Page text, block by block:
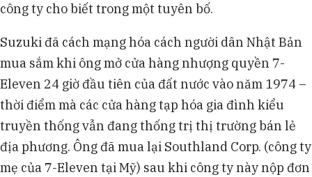
sức khỏe của ông và cáo buộc ông muốn truyền
công ty cho biết trong một tuyên bố.
Suzuki đã cách mạng hóa cách người dân Nhật Bản
mua sắm khi ông mở cửa hàng nhượng quyền 7-
Eleven 24 giờ đầu tiên của đất nước vào năm 1974 –
thời điểm mà các cửa hàng tạp hóa gia đình kiểu
truyền thống vẫn đang thống trị thị trường bán lẻ
địa phương. Ông đã mua lại Southland Corp. (công ty
mẹ của 7-Eleven tại Mỹ) sau khi công ty này nộp đơn